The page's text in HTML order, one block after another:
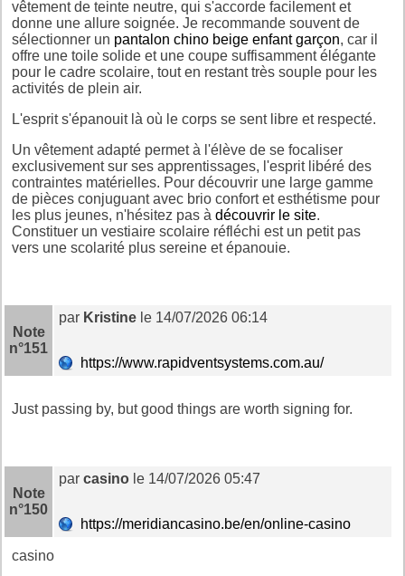
vêtement de teinte neutre, qui s'accorde facilement et
donne une allure soignée. Je recommande souvent de
sélectionner un pantalon chino beige enfant garçon, car il
offre une toile solide et une coupe suffisamment élégante
pour le cadre scolaire, tout en restant très souple pour les
activités de plein air.
L'esprit s'épanouit là où le corps se sent libre et respecté.
Un vêtement adapté permet à l'élève de se focaliser
exclusivement sur ses apprentissages, l'esprit libéré des
contraintes matérielles. Pour découvrir une large gamme
de pièces conjuguant avec brio confort et esthétisme pour
les plus jeunes, n'hésitez pas à découvrir le site.
Constituer un vestiaire scolaire réfléchi est un petit pas
vers une scolarité plus sereine et épanouie.
Note
n°151
par Kristine le 14/07/2026 06:14
https://www.rapidventsystems.com.au/
Just passing by, but good things are worth signing for.
Note
n°150
parcasino le 14/07/2026 05:47
https://meridiancasino.be/en/online-casino
casino